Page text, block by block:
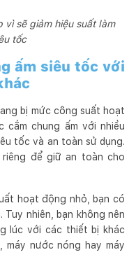
vì sẽ giảm hiệu suất làm
tốc
ấm siêu tốc với
bị mức công suất hoạt
cắm chung ấm với nhiều
tốc và an toàn sử dụng.
riêng để giữ an toàn cho
hoạt động nhỏ, bạn có
nhiên, bạn không nên
lúc với các thiết bị khác
máy nước nóng hay máy